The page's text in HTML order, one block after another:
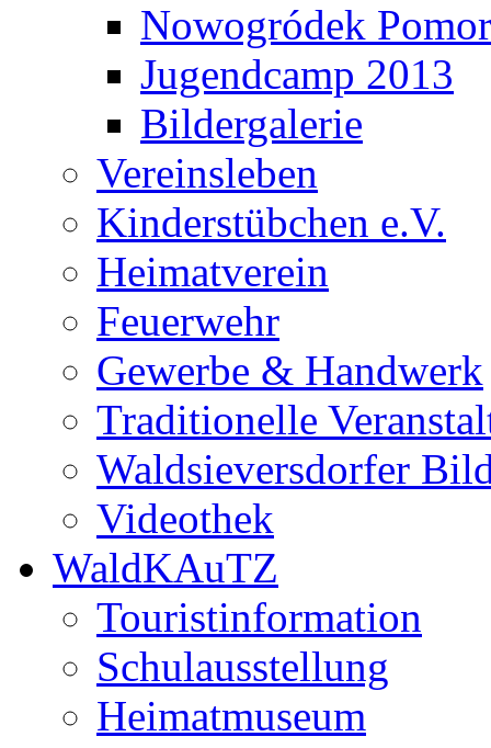
Nowogródek
Jugendcamp 2013
Bildergalerie
Vereinsleben
Kinderstübchen e.V.
Heimatverein
Feuerwehr
Gewerbe & Handwerk
Traditionelle
Waldsieversdorfer
Videothek
WaldKAuTZ
Touristinformation
Schulausstellung
Heimatmuseum